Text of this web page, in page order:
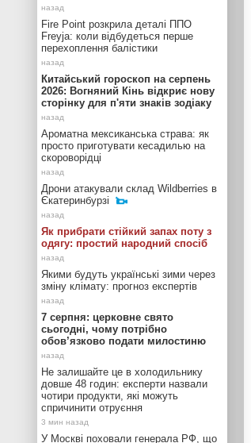
Fire Point розкрила деталі ППО
Freyja: коли відбудеться перше
перехоплення балістики
Китайський гороскоп на серпень
2026: Вогняний Кінь відкриє нову
сторінку для п'яти знаків зодіаку
Ароматна мексиканська страва: як
просто приготувати кесадилью на
скороворідці
Дрони атакували склад Wildberries в
Єкатеринбурзі
Як прибрати стійкий запах поту з
одягу: простий народний спосіб
Якими будуть українські зими через
зміну клімату: прогноз експертів
7 серпня: церковне свято
сьогодні, чому потрібно
обов’язково подати милостиню
Не залишайте це в холодильнику
довше 48 годин: експерти назвали
чотири продукти, які можуть
спричинити отруєння
У Москві поховали генерала РФ, що